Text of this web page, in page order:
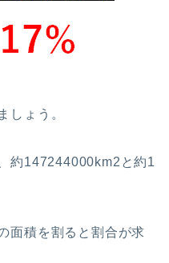
しょう。
約147244000km2と約1
面積を割ると割合が求